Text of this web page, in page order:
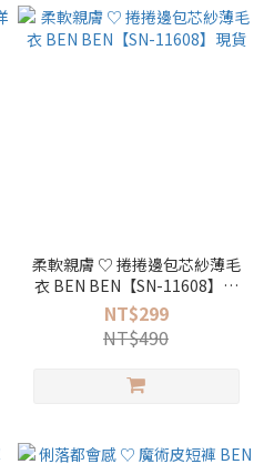
柔軟親膚 ♡ 捲捲邊包芯紗薄毛
衣 BEN BEN【SN-11608】現
貨
NT$299
NT$490